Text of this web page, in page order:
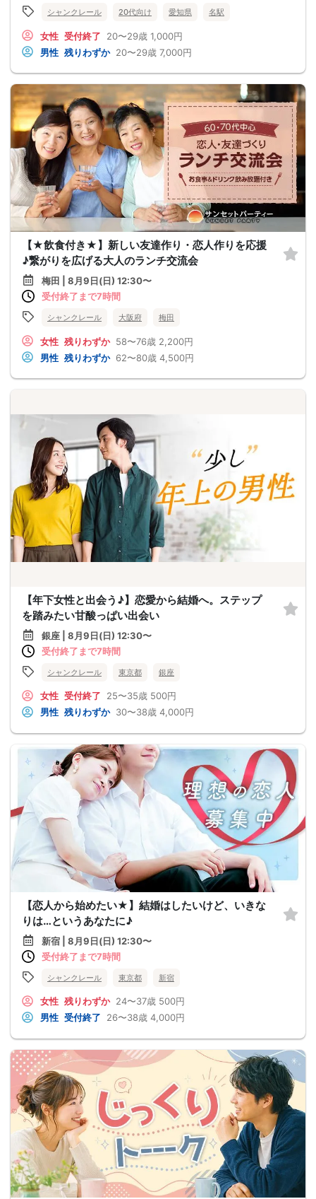
シャンクレール 20代向け 愛知県 名駅
女性 受付終了 20〜29歳 1,000円
男性 残りわずか 20〜29歳 7,000円
【★飲食付き★】新しい友達作り・恋人作りを応援
♪繋がりを広げる大人のランチ交流会
梅田 | 8月9日(日) 12:30〜
受付終了まで7時間
シャンクレール 大阪府 梅田
女性 残りわずか 58〜76歳 2,200円
男性 残りわずか 62〜80歳 4,500円
【年下女性と出会う♪】恋愛から結婚へ。ステップ
を踏みたい甘酸っぱい出会い
銀座 | 8月9日(日) 12:30〜
受付終了まで7時間
シャンクレール 東京都 銀座
女性 受付終了 25〜35歳 500円
男性 残りわずか 30〜38歳 4,000円
【恋人から始めたい★】結婚はしたいけど、いきな
りは…というあなたに♪
新宿 | 8月9日(日) 12:30〜
受付終了まで7時間
シャンクレール 東京都 新宿
女性 残りわずか 24〜37歳 500円
男性 受付終了 26〜38歳 4,000円